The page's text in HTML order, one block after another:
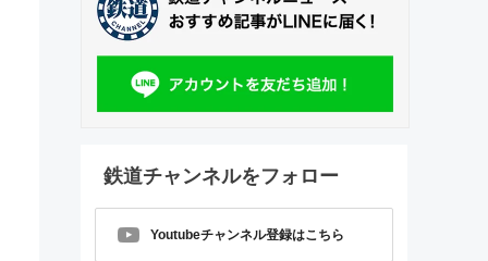
鉄道チャンネルをフォロー
Youtubeチャンネル登録はこちら